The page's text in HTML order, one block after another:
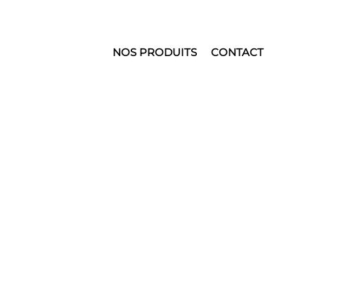
NOS PRODUITS CONTACT